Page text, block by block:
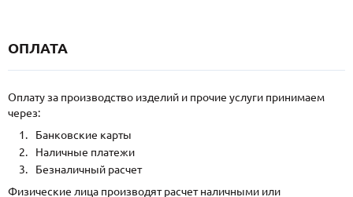
ОПЛАТА
Оплату за производство изделий и прочие услуги принимаем
через:
Банковские карты
Наличные платежи
Безналичный расчет
Физические лица производят расчет наличными или